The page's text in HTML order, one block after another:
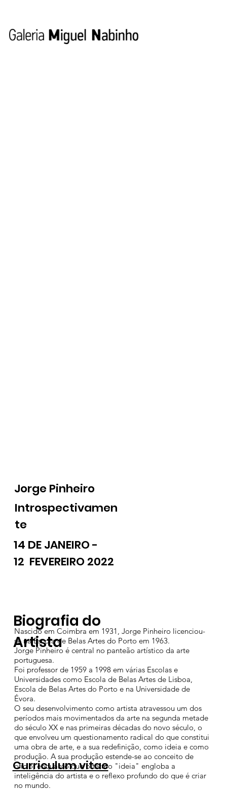
Jorge Pinheiro
Introspectivamen
te
14 DE JANEIRO -
12 FEVEREIRO 2022
Biografia do
Artista
Nascido em Coimbra em 1931, Jorge Pinheiro licenciou-
se na Escola de Belas Artes do Porto em 1963.
Jorge Pinheiro é central no panteão artístico da arte
portuguesa.
Foi professor de 1959 a 1998 em várias Escolas e
Universidades como Escola de Belas Artes de Lisboa,
Escola de Belas Artes do Porto e na Universidade de
Évora.
O seu desenvolvimento como artista atravessou um dos
períodos mais movimentados da arte na segunda metade
do século XX e nas primeiras décadas do novo século, o
que envolveu um questionamento radical do que constitui
uma obra de arte, e a sua redefinição, como ideia e como
produção. A sua produção estende-se ao conceito de
ofício, enquanto que o termo "ideia" engloba a
inteligência do artista e o reflexo profundo do que é criar
no mundo.
Curriculum vitae